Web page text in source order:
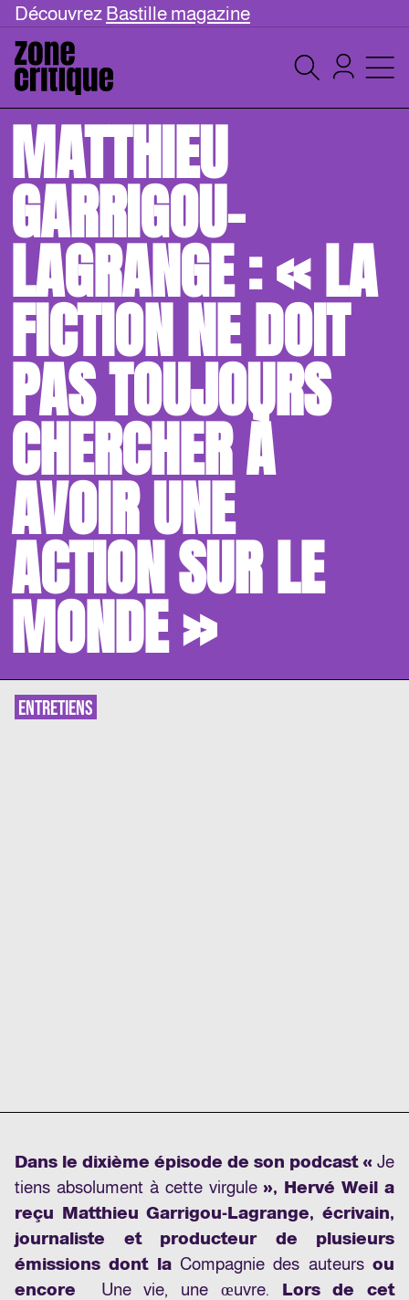
Découvrez Bastille magazine
MATTHIEU
GARRIGOU-
LAGRANGE : « LA
FICTION NE DOIT
PAS TOUJOURS
CHERCHER À
AVOIR UNE
ACTION SUR LE
MONDE »
ENTRETIENS
Dans le dixième épisode de son podcast « Je
tiens absolument à cette virgule », Hervé Weil a
reçu Matthieu Garrigou-Lagrange, écrivain,
journaliste et producteur de plusieurs
émissions dont la Compagnie des auteursou
encore Une vie, une œuvre. Lors de cet